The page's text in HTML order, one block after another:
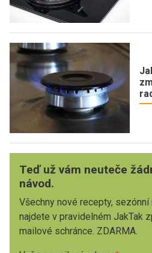
Teď už vám neuteče
návod.
Všechny nové recepty, sezónní
najdete v pravidelném JakTak
mailové schránce. ZDARMA.